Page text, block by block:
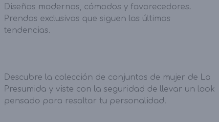
Diseños modernos, cómodos y favorecedores.
Prendas exclusivas que siguen las últimas
tendencias.
Descubre la colección de conjuntos de mujer de La
Presumida y viste con la seguridad de llevar un look
pensado para resaltar tu personalidad.